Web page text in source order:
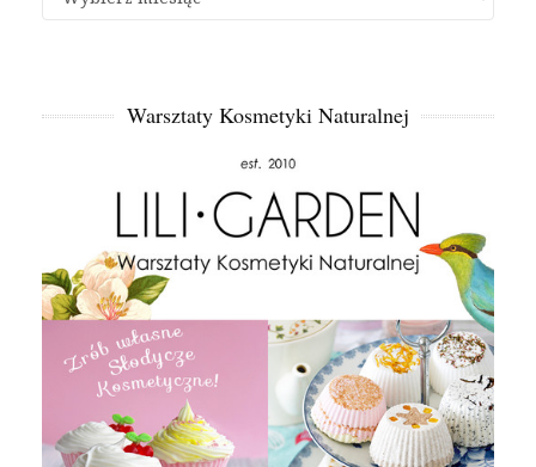
Warsztaty Kosmetyki Naturalnej